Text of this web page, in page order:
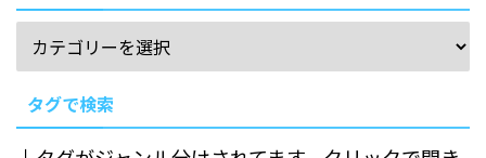
タグで検索